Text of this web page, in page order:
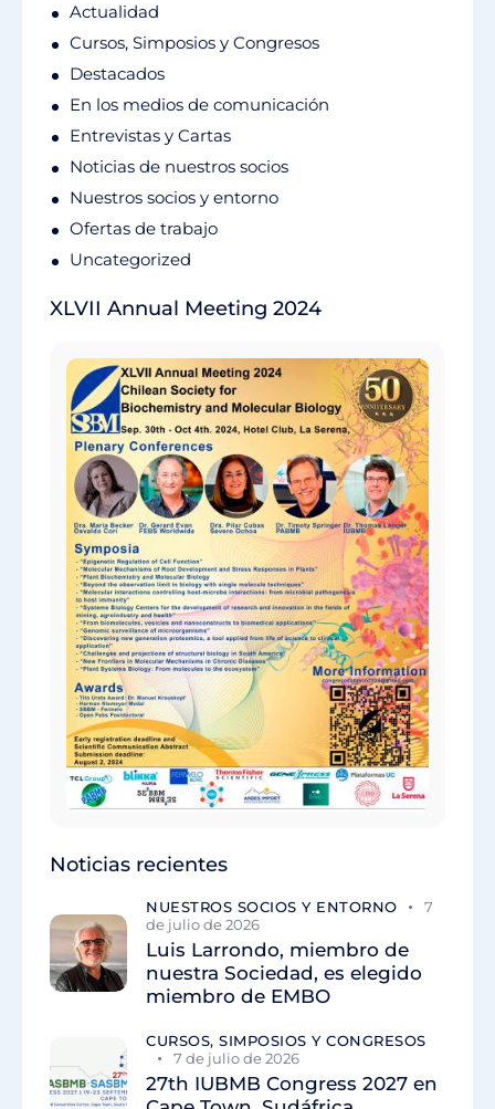
Actualidad
Cursos, Simposios y Congresos
Destacados
En los medios de comunicación
Entrevistas y Cartas
Noticias de nuestros socios
Nuestros socios y entorno
Ofertas de trabajo
Uncategorized
XLVII Annual Meeting 2024
Noticias recientes
NUESTROS SOCIOS Y ENTORNO
7
de julio de 2026
Luis Larrondo, miembro de
nuestra Sociedad, es elegido
miembro de EMBO
CURSOS, SIMPOSIOS Y CONGRESOS
7 de julio de 2026
27th IUBMB Congress 2027 en